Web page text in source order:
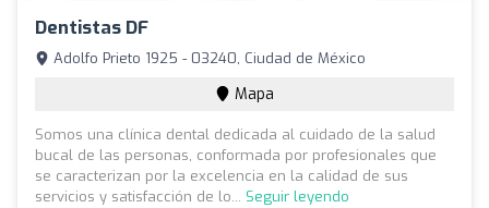
Dentistas DF
Adolfo Prieto 1925 - 03240, Ciudad de México
Mapa
Somos una clínica dental dedicada al cuidado de la salud
bucal de las personas, conformada por profesionales que
se caracterizan por la excelencia en la calidad de sus
servicios y satisfacción de lo... Seguir leyendo